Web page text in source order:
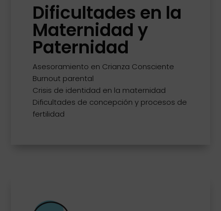
Dificultades en la
Maternidad y
Paternidad
Asesoramiento en Crianza Consciente
Burnout parental
Crisis de identidad en la maternidad
Dificultades de concepción y procesos de
fertilidad